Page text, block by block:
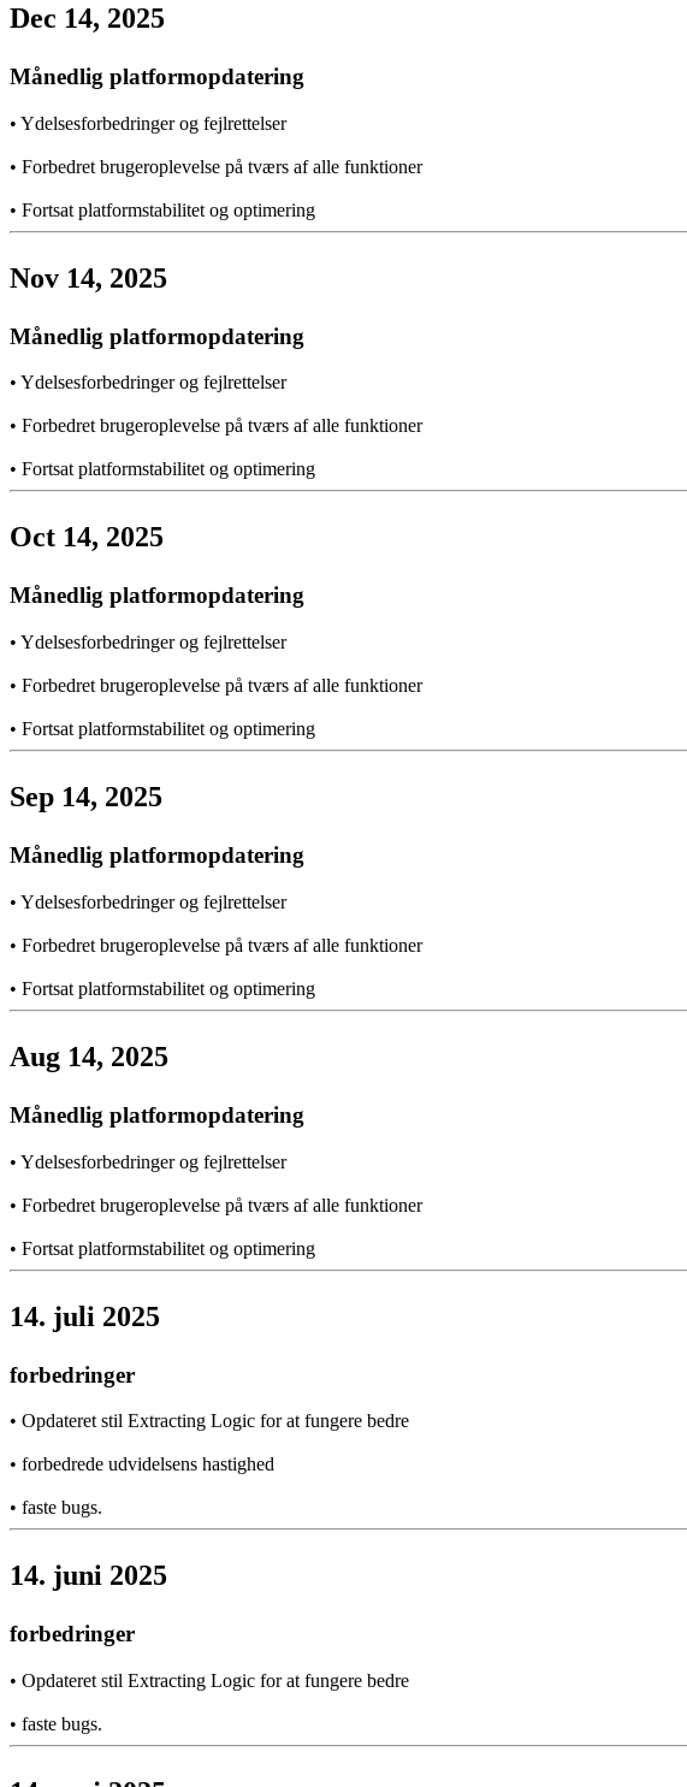
Dec 14, 2025
Månedlig platformopdatering
• Ydelsesforbedringer og fejlrettelser
• Forbedret brugeroplevelse på tværs af alle funktioner
• Fortsat platformstabilitet og optimering
Nov 14, 2025
Månedlig platformopdatering
• Ydelsesforbedringer og fejlrettelser
• Forbedret brugeroplevelse på tværs af alle funktioner
• Fortsat platformstabilitet og optimering
Oct 14, 2025
Månedlig platformopdatering
• Ydelsesforbedringer og fejlrettelser
• Forbedret brugeroplevelse på tværs af alle funktioner
• Fortsat platformstabilitet og optimering
Sep 14, 2025
Månedlig platformopdatering
• Ydelsesforbedringer og fejlrettelser
• Forbedret brugeroplevelse på tværs af alle funktioner
• Fortsat platformstabilitet og optimering
Aug 14, 2025
Månedlig platformopdatering
• Ydelsesforbedringer og fejlrettelser
• Forbedret brugeroplevelse på tværs af alle funktioner
• Fortsat platformstabilitet og optimering
14. juli 2025
forbedringer
• Opdateret stil Extracting Logic for at fungere bedre
• forbedrede udvidelsens hastighed
• faste bugs.
14. juni 2025
forbedringer
• Opdateret stil Extracting Logic for at fungere bedre
• faste bugs.